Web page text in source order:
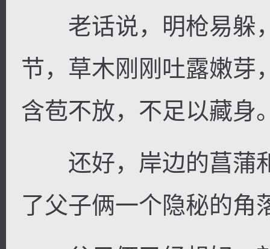
老话说，明枪易躲
节，草木刚刚吐露嫩芽
含苞不放，不足以藏身
还好，岸边的菖蒲
了父子俩一个隐秘的角